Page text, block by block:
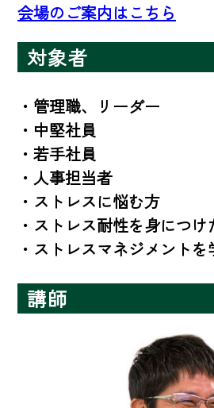
会場のご案内はこちら
対象者
・管理職、リーダー
・中堅社員
・若手社員
・人事担当者
・ストレスに悩む方
・ストレス耐性を身につけ
・ストレスマネジメント
講師